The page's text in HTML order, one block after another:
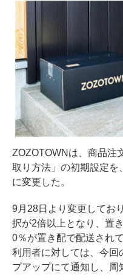
ZOZOTOWNは、商品注
取り方法」の初期設定を
に変更した。
9月28日より変更してお
択が2倍以上となり、置
0％が置き配で配送され
利用者に対しては、今回
プアップにて通知し、周